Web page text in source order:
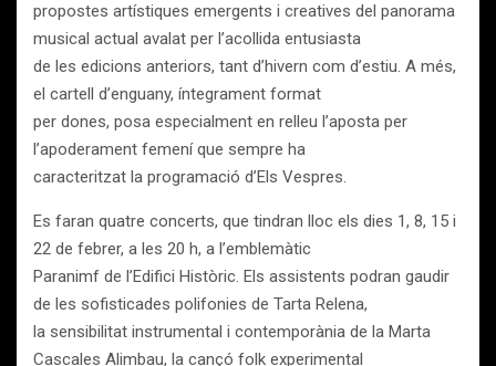
propostes artístiques emergents i creatives del panorama
musical actual avalat per l’acollida entusiasta
de les edicions anteriors, tant d’hivern com d’estiu. A més,
el cartell d’enguany, íntegrament format
per dones, posa especialment en relleu l’aposta per
l’apoderament femení que sempre ha
caracteritzat la programació d’Els Vespres.
Es faran quatre concerts, que tindran lloc els dies 1, 8, 15 i
22 de febrer, a les 20 h, a l’emblemàtic
Paranimf de l’Edifici Històric. Els assistents podran gaudir
de les sofisticades polifonies de Tarta Relena,
la sensibilitat instrumental i contemporània de la Marta
Cascales Alimbau, la cançó folk experimental